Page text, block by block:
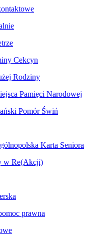
Cekcyn
Rodziny
Pamięci Narodowej
Pomór Świń
Karta Seniora
w Re(Akcji)
prawna